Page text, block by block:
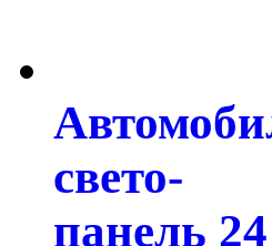
свето-
панель 24